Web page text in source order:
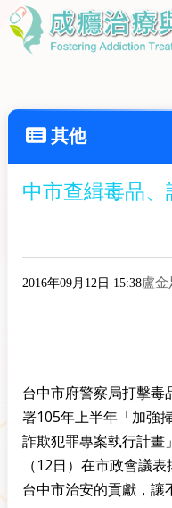
其他
中市查緝毒品
2016年09月12日 15:38盧金
台中市府警察局打擊毒
署105年上半年「加強
詐欺犯罪專案執行計畫
（12日）在市政會議
台中市治安的貢獻，讓